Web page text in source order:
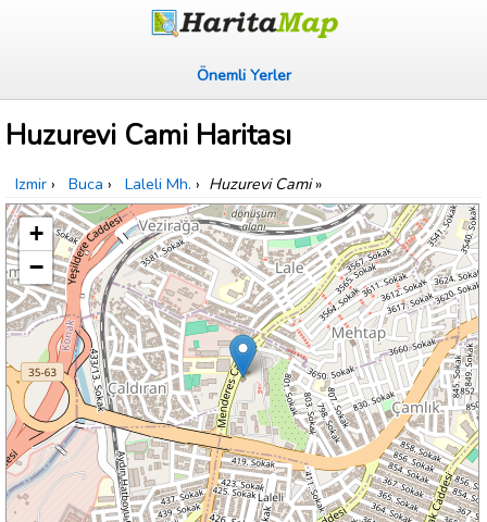
Önemli Yerler
Huzurevi Cami Haritası
Izmir › Buca › Laleli Mh. › Huzurevi Cami»
+
−